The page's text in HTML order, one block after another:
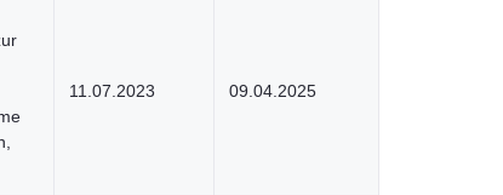
11.07.2023 09.04.2025